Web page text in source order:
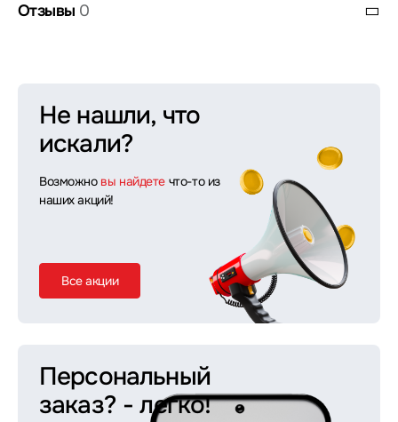
Отзывы 0
Не нашли, что
искали?
Возможно вы найдете что-то из
наших акций!
Все акции
Персональный
заказ? - легко!